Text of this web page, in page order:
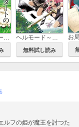
無料試し読み
ルフの姫が魔王を討つた